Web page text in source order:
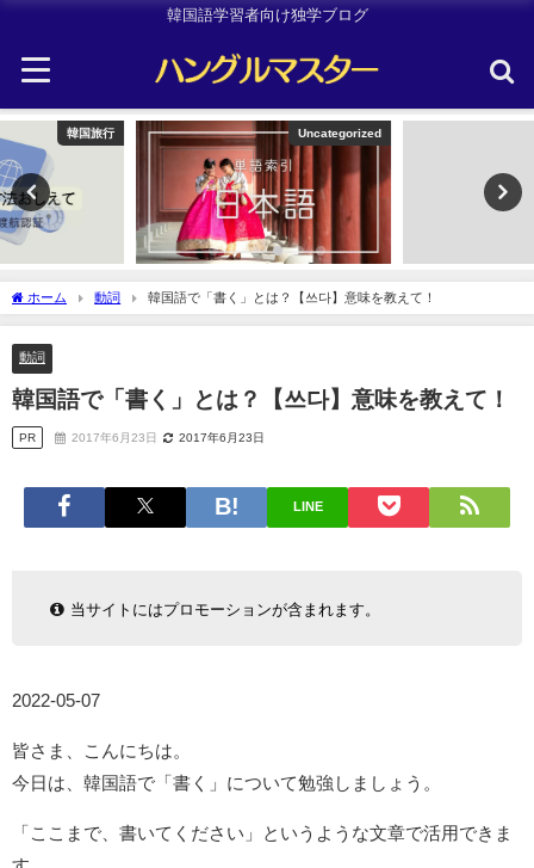
韓国語学習者向け独学ブログ
Uncategorized
ホーム 動詞 韓国語で「書く」とは？【쓰다】意味を教えて！
動詞
韓国語で「書く」とは？【쓰다】意味を教えて！
PR 2017年6月23日 2017年6月23日
LINE
当サイトにはプロモーションが含まれます。
2022-05-07
皆さま、こんにちは。
今日は、韓国語で「書く」について勉強しましょう。
「ここまで、書いてください」というような文章で活用できま